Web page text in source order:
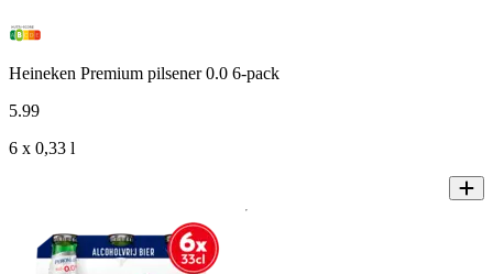
Heineken Premium pilsener 0.0 6-pack
5.99
6 x 0,33 l